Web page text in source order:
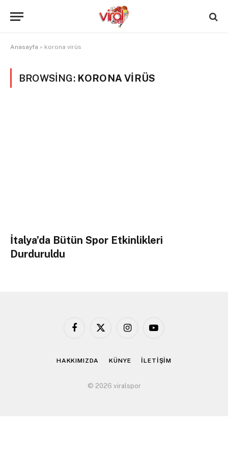
Anasayfa » korona virüs
BROWSING: KORONA VIRÜS
İtalya’da Bütün Spor Etkinlikleri
Durduruldu
Facebook
X
InstagramYouTube
HAKKIMIZDA KÜNYE İLETİŞİM
© 2026 viralspor